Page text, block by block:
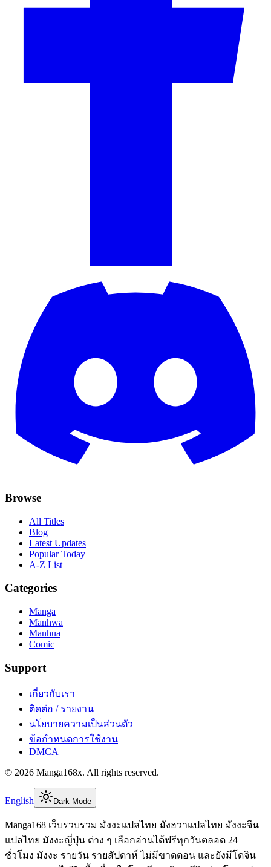
Browse
All Titles
Blog
Latest Updates
Popular Today
A-Z List
Categories
Manga
Manhwa
Manhua
Comic
Support
เกี่ยวกับเรา
ติดต่อ / รายงาน
นโยบายความเป็นส่วนตัว
ข้อกำหนดการใช้งาน
DMCA
© 2026 Manga168x. All rights reserved.
English Dark Mode
Manga168 เว็บรวบรวม มังงะแปลไทย มังฮวาแปลไทย มังงะจีน
แปลไทย มังงะญี่ปุ่น ต่าง ๆ เลือกอ่านได้ฟรีทุกวันตลอด 24
ชั่วโมง มังงะ รายวัน รายสัปดาห์ ไม่มีขาดตอน และยังมีโดจิน